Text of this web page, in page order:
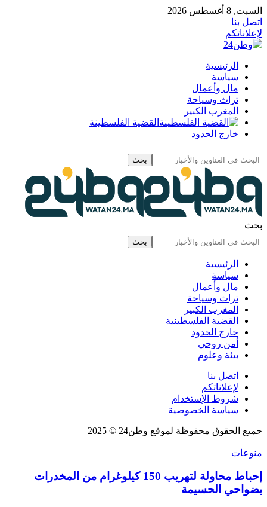
السبت, 8 أغسطس 2026
اتصل بنا
لإعلاناتكم
الرئيسية
سياسة
مال وأعمال
تراث وسياحة
المغرب الكبير
القضية الفلسطينة
خارج الحدود
بحث
الرئيسية
سياسة
مال وأعمال
تراث وسياحة
المغرب الكبير
القضية الفلسطينية
خارج الحدود
أمن روحي
بيئة وعلوم
اتصل بنا
لإعلاناتكم
شروط الإستخدام
سياسة الخصوصية
جميع الحقوق محفوظة لموقع وطن24 © 2025
منوعات
إحباط محاولة لتهريب 150 كيلوغرام من المخدرات
بضواحي الحسيمة